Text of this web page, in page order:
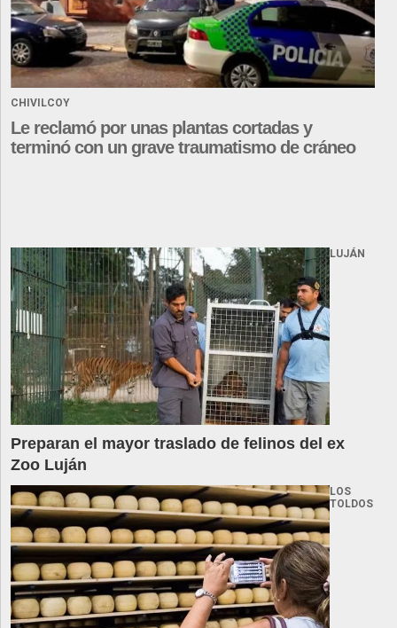
CHIVILCOY
Le reclamó por unas plantas cortadas y
terminó con un grave traumatismo de cráneo
LUJÁN
Preparan el mayor traslado de felinos del ex
Zoo Luján
LOS
TOLDOS